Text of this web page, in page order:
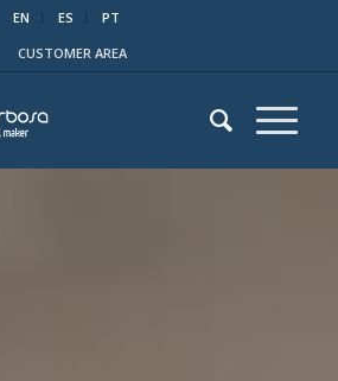
EN ES
PT
CUSTOMER AREA